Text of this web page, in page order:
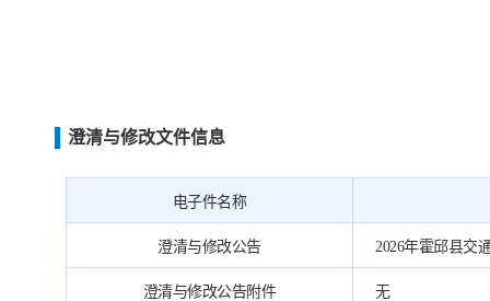
澄清与修改文件信息
电子件名称
澄清与修改公告 2026年霍邱县交
澄清与修改公告附件 无